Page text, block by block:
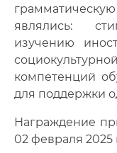
являлись:
изучению
компетенций
для поддержки
Награждение
02 февраля 2025